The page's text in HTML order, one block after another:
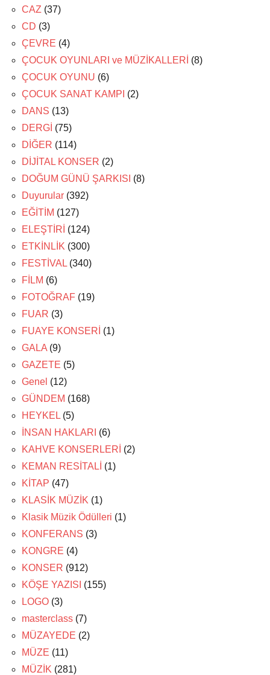
CAZ (37)
CD (3)
ÇEVRE (4)
ÇOCUK OYUNLARI ve MÜZİKALLERİ (8)
ÇOCUK OYUNU (6)
ÇOCUK SANAT KAMPI (2)
DANS (13)
DERGİ (75)
DİĞER (114)
DİJİTAL KONSER (2)
DOĞUM GÜNÜ ŞARKISI (8)
Duyurular (392)
EĞİTİM (127)
ELEŞTİRİ (124)
ETKİNLİK (300)
FESTİVAL (340)
FİLM (6)
FOTOĞRAF (19)
FUAR (3)
FUAYE KONSERİ (1)
GALA (9)
GAZETE (5)
Genel (12)
GÜNDEM (168)
HEYKEL (5)
İNSAN HAKLARI (6)
KAHVE KONSERLERİ (2)
KEMAN RESİTALİ (1)
KİTAP (47)
KLASİK MÜZİK (1)
Klasik Müzik Ödülleri (1)
KONFERANS (3)
KONGRE (4)
KONSER (912)
KÖŞE YAZISI (155)
LOGO (3)
masterclass (7)
MÜZAYEDE (2)
MÜZE (11)
MÜZİK (281)